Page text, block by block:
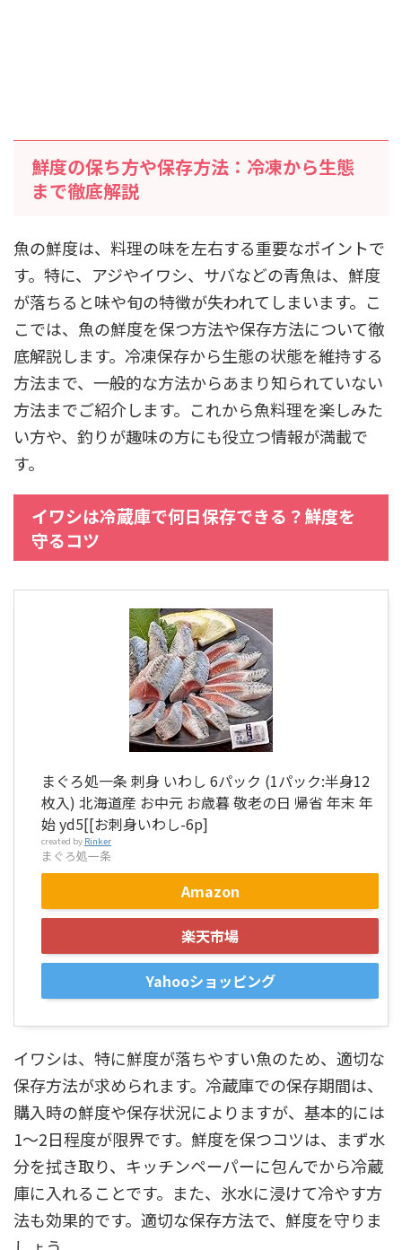
鮮度の保ち方や保存方法：冷凍から生態
まで徹底解説
魚の鮮度は、料理の味を左右する重要なポイントで
す。特に、アジやイワシ、サバなどの青魚は、鮮度
が落ちると味や旬の特徴が失われてしまいます。こ
こでは、魚の鮮度を保つ方法や保存方法について徹
底解説します。冷凍保存から生態の状態を維持する
方法まで、一般的な方法からあまり知られていない
方法までご紹介します。これから魚料理を楽しみた
い方や、釣りが趣味の方にも役立つ情報が満載で
す。
イワシは冷蔵庫で何日保存できる？鮮度を
守るコツ
まぐろ処一条 刺身 いわし 6パック (1パック:半身12
枚入) 北海道産 お中元 お歳暮 敬老の日 帰省 年末 年
始 yd5[[お刺身いわし-6p]
created by Rinker
まぐろ処一条
Amazon
楽天市場
Yahooショッピング
イワシは、特に鮮度が落ちやすい魚のため、適切な
保存方法が求められます。冷蔵庫での保存期間は、
購入時の鮮度や保存状況によりますが、基本的には
1～2日程度が限界です。鮮度を保つコツは、まず水
分を拭き取り、キッチンペーパーに包んでから冷蔵
庫に入れることです。また、氷水に浸けて冷やす方
法も効果的です。適切な保存方法で、鮮度を守りま